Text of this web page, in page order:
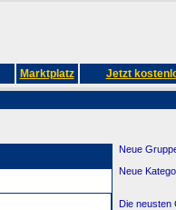
Marktplatz Jetzt
Neue
Neue
Die neusten